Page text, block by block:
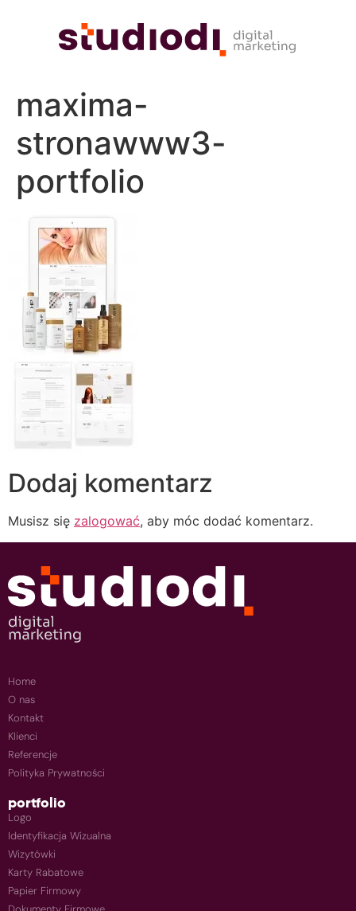
maxima-
stronawww3-
portfolio
Dodaj komentarz
Musisz się zalogować, aby móc dodać komentarz.
Home
O nas
Kontakt
Klienci
Referencje
Polityka Prywatności
portfolio
Logo
Identyfikacja Wizualna
Wizytówki
Karty Rabatowe
Papier Firmowy